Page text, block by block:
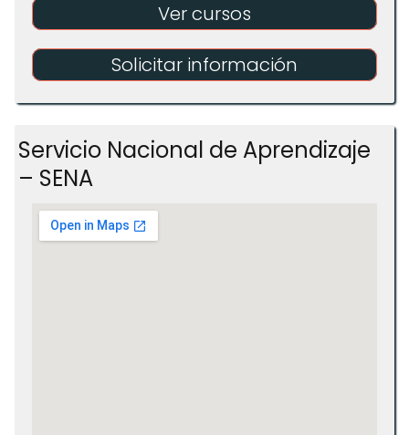
Ver cursos
Solicitar información
Servicio Nacional de Aprendizaje
– SENA